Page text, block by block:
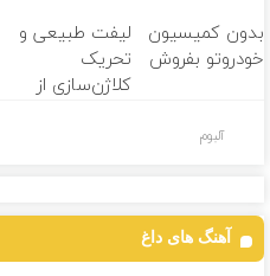
یک تماس
بدون کمیسیون
خودروتو بفروش
لیفت طبیعی و
تحریک
کلاژن‌سازی از
آلبوم
آهنگ های داغ